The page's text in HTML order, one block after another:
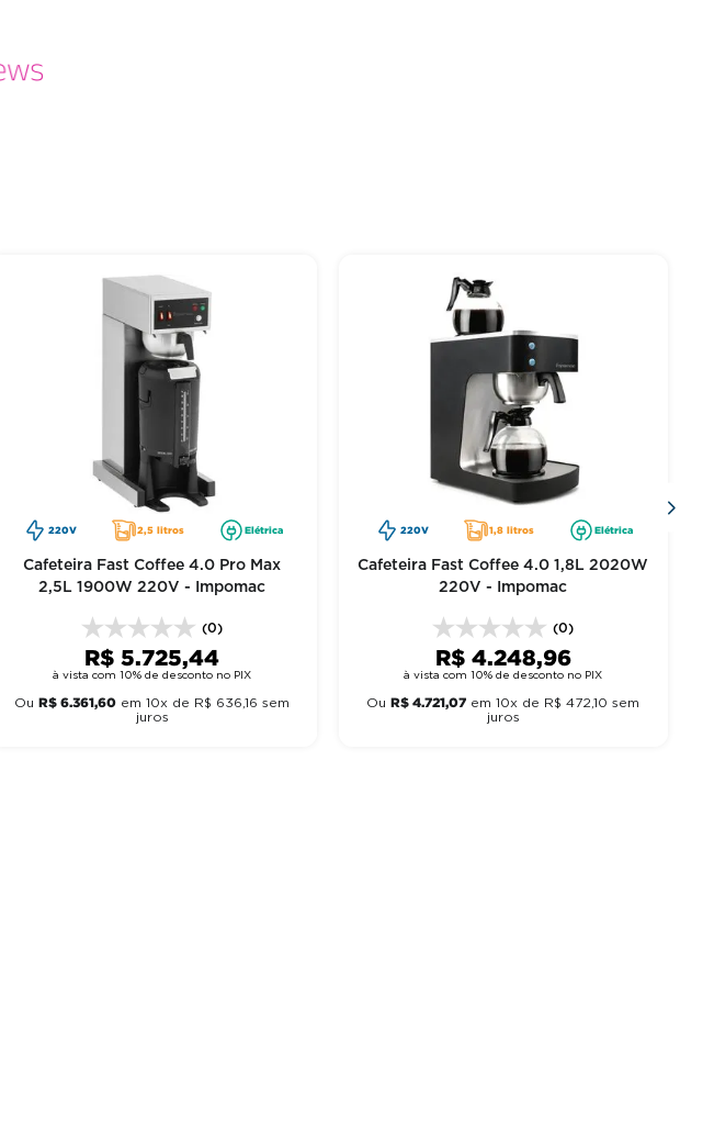
220V 2,5 litros Elétrica
Cafeteira Fast Coffee 4.0 Pro Max
2,5L 1900W 220V - Impomac
(0)
R$ 5.725,44
à vista com 10% de desconto no PIX
OuR$ 6.361,60 em10x de R$ 636 ,16 sem
juros
220V 1,8 litros Elétrica
Cafeteira Fast Coffee 4.0 1,8L 2020W
220V - Impomac
(0)
R$ 4.248,96
à vista com 10% de desconto no PIX
OuR$ 4.721,07 em10x de R$ 472 ,10 sem
juros